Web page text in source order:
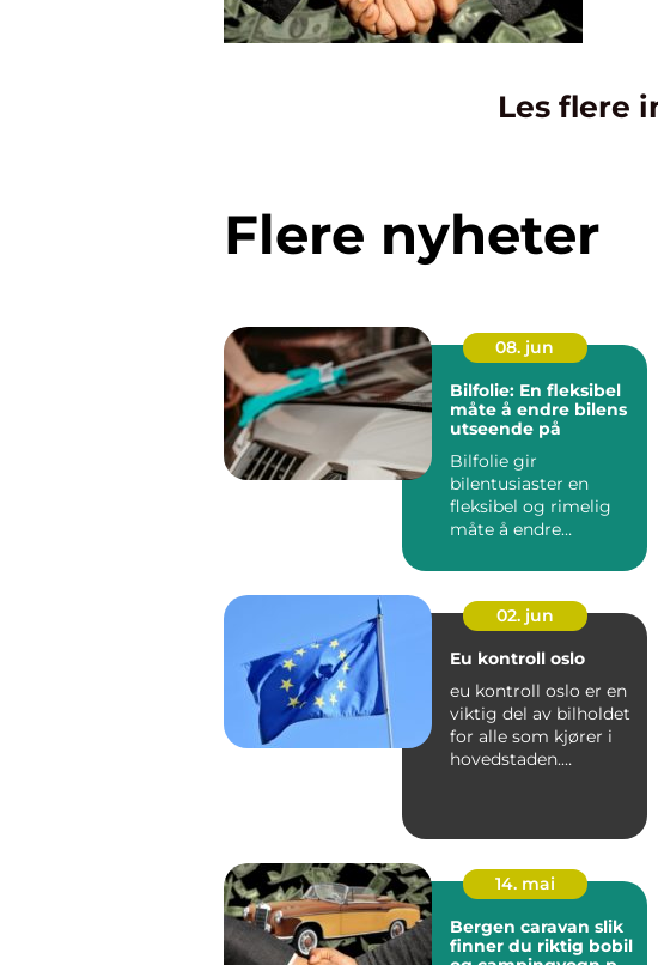
Les flere
Flere nyheter
08. jun
Bilfolie: En fleksibel
måte å endre bilens
utseende på
Bilfolie gir
bilentusiaster en
fleksibel og rimelig
måte å endre
02. jun
Eu kontroll oslo
eu kontroll oslo er en
viktig del av bilholdet
for alle som kjører i
hovedstaden.
14. mai
Bergen caravan slik
finner du riktig bobil